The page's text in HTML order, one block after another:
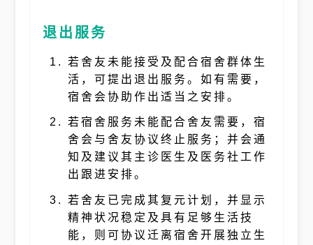
退出服务
若舍友未能接受及配合宿舍群体生
活，可提出退出服务。如有需要，
宿舍会协助作出适当之安排。
若宿舍服务未能配合舍友需要，宿
舍会与舍友协议终止服务；并会通
知及建议其主诊医生及医务社工作
出跟进安排。
若舍友已完成其复元计划，并显示
精神状况稳定及具有足够生活技
能，则可协议迁离宿舍开展独立生